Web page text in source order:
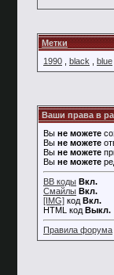
Метки
1990
black blue
Ваши права в
Вы не можете
Вы не можете
Вы не можете
Вы не можете
BB коды Вкл.
Смайлы Вкл.
[IMG] код Вкл.
HTML код Выкл.
Правила форума